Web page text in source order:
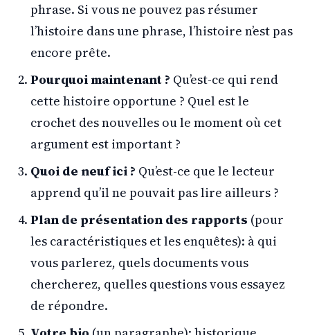
phrase. Si vous ne pouvez pas résumer
l’histoire dans une phrase, l’histoire n’est pas
encore prête.
Pourquoi maintenant ? Qu’est-ce qui rend
cette histoire opportune ? Quel est le
crochet des nouvelles ou le moment où cet
argument est important ?
Quoi de neuf ici ? Qu’est-ce que le lecteur
apprend qu’il ne pouvait pas lire ailleurs ?
Plan de présentation des rapports (pour
les caractéristiques et les enquêtes): à qui
vous parlerez, quels documents vous
chercherez, quelles questions vous essayez
de répondre.